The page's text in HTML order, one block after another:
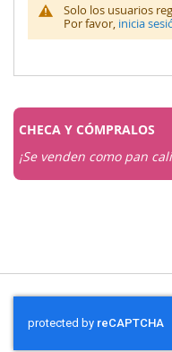
Solo los usuarios
Por favor, inicia
CHECA Y CÓMPRALOS
¡Se venden como pan